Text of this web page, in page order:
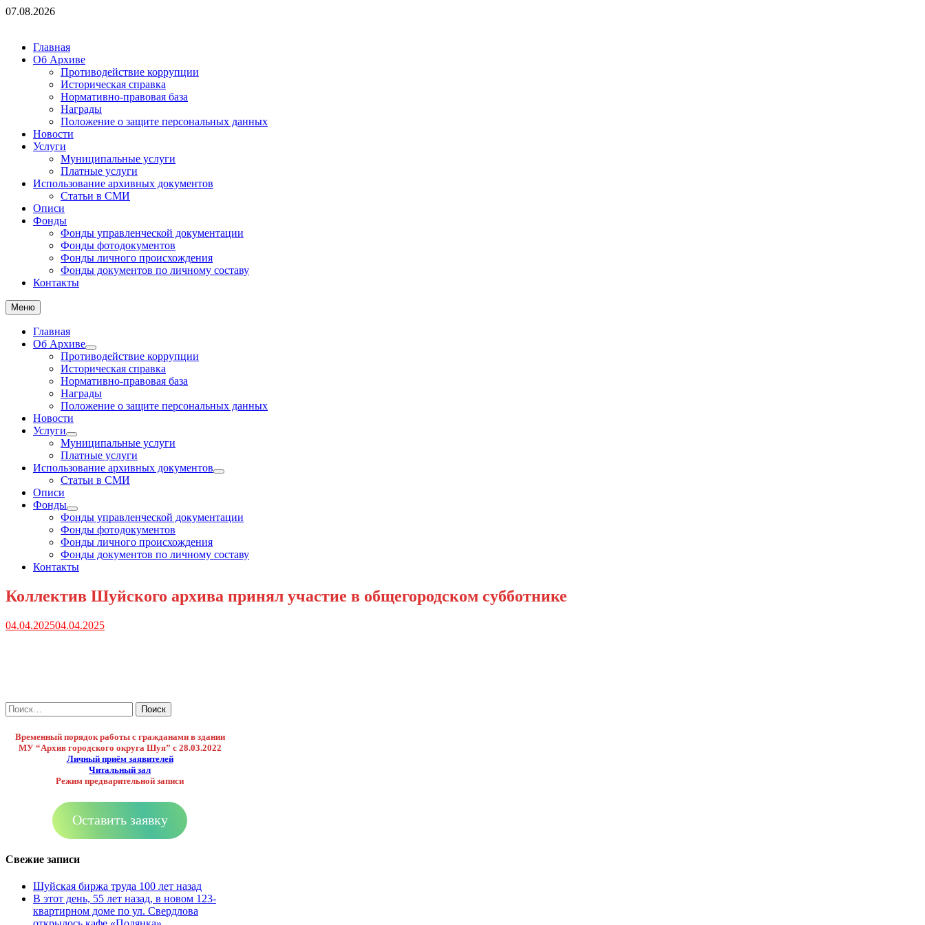
Перейти
07.08.2026
Главная
Об Архиве
Противодействие коррупции
Историческая справка
Нормативно-правовая база
Награды
Положение о защите персональных данных
Новости
Услуги
Муниципальные услуги
Платные услуги
Использование архивных документов
Статьи в СМИ
Описи
Фонды
Фонды управленческой документации
Фонды фотодокументов
Фонды личного происхождения
Фонды документов по личному составу
Контакты
Меню
Главная
Об Архиве
Show
sub
menu
Противодействие коррупции
Историческая справка
Нормативно-правовая база
Награды
Положение о защите персональных данных
Новости
Услуги
Show
sub
menu
Муниципальные услуги
Платные услуги
Использование архивных документов
Show
Статьи в СМИ
Описи
Фонды
Show
sub
menu
Фонды управленческой документации
Фонды фотодокументов
Фонды личного происхождения
Фонды документов по личному составу
Контакты
Коллектив Шуйского архива принял участие в общегородском субботнике
04.04.202504.04.2025
Найти:
Временный порядок работы с гражданами в здании
МУ “Архив городского округа Шуя” с 28.03.2022
Личный приём заявителей
Читальный зал
Режим предварительной записи
Оставить заявку
Свежие записи
Шуйская биржа труда 100 лет назад
В этот день, 55 лет назад, в новом 123-
квартирном доме по ул. Свердлова